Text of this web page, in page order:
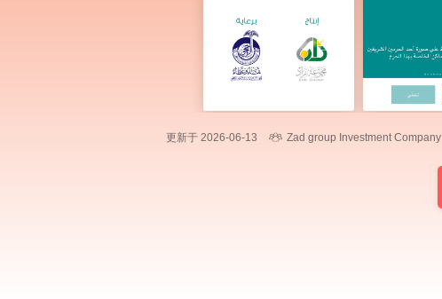
更新于 2026-06-13 Zad group Investment Company